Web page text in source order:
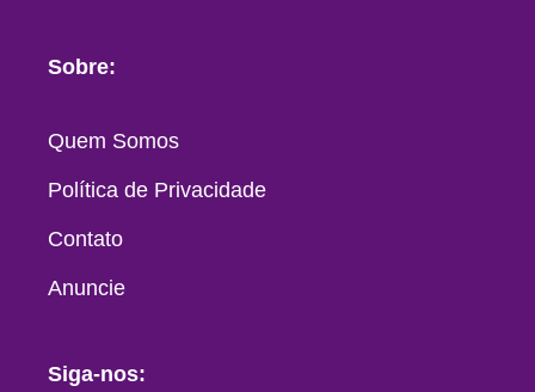
Sobre:
Quem Somos
Política de Privacidade
Contato
Anuncie
Siga-nos: